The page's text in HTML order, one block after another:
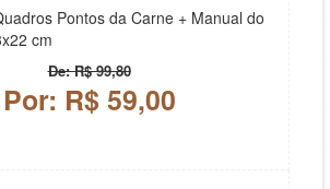
Pontos da Carne + Manual do
cm
De: R$ 99,80
Por: R$ 59,00